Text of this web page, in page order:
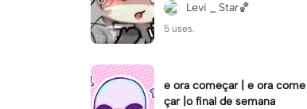
Levi _ Star🏀
5 uses.
e ora começar | e ora come
çar |o final de semana